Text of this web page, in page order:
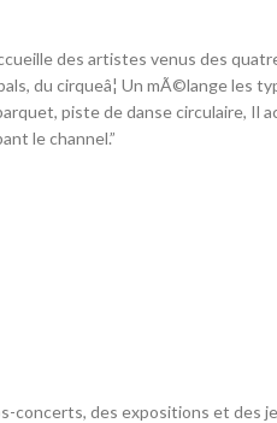
des artistes venus des
du cirqueâ¦ Un mÃ©lange les
piste de danse circulaire, Il
le channel.”
concerts, des expositions et des